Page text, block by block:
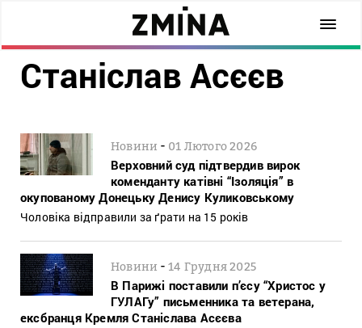
Станіслав Асєєв
Новини - 01 Лютого 2026
Верховний суд підтвердив вирок
коменданту катівні “Ізоляція” в
окупованому Донецьку Денису Куликовському
Чоловіка відправили за ґрати на 15 років
Новини -14 Грудня 2025
В Парижі поставили п’єсу “Христос у
ГУЛАГу” письменника та ветерана,
ексбранця Кремля Станіслава Асєєва